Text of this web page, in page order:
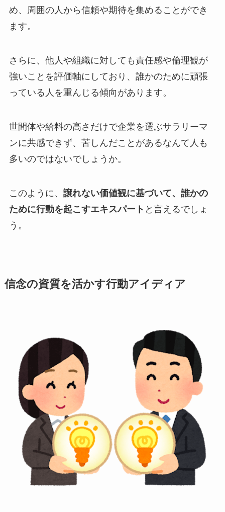
め、周囲の人から信頼や期待を集めることができ
ます。
さらに、他人や組織に対しても責任感や倫理観が
強いことを評価軸にしており、誰かのために頑張
っている人を重んじる傾向があります。
世間体や給料の高さだけで企業を選ぶサラリーマ
ンに共感できず、苦しんだことがあるなんて人も
多いのではないでしょうか。
このように、 譲れない価値観に基づいて、 誰かの
ために行動を起こすエキスパート と言えるでしょ
う。
信念の資質を活かす行動アイディア